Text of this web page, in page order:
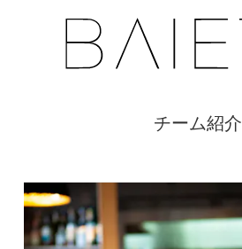
チーム紹介